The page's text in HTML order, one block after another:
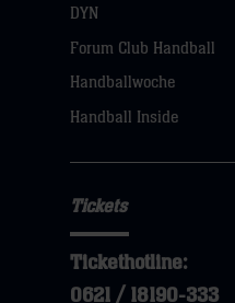
öffnen,
dann
klicken
DYN
Forum Club Handball
Handballwoche
Handball Inside
Tickets
Tickethotline:
0621 / 18190-333